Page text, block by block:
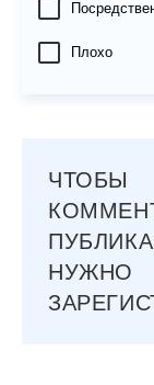
Плохо
ЧТОБЫ
НУЖНО